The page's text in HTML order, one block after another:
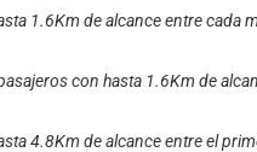
1.6Km de alcance entre cada
con hasta 1.6Km de
4.8Km de alcance entre el